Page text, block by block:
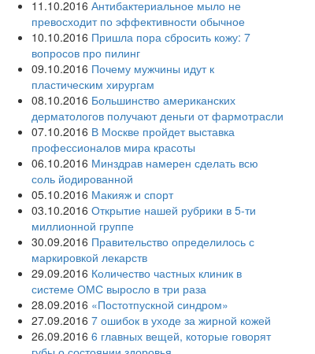
11.10.2016 Антибактериальное мыло не
превосходит по эффективности обычное
10.10.2016 Пришла пора сбросить кожу: 7
вопросов про пилинг
09.10.2016 Почему мужчины идут к
пластическим хирургам
08.10.2016 Большинство американских
дерматологов получают деньги от фармотрасли
07.10.2016 В Москве пройдет выставка
профессионалов мира красоты
06.10.2016 Минздрав намерен сделать всю
соль йодированной
05.10.2016 Макияж и спорт
03.10.2016 Открытие нашей рубрики в 5-ти
миллионной группе
30.09.2016 Правительство определилось с
маркировкой лекарств
29.09.2016 Количество частных клиник в
системе ОМС выросло в три раза
28.09.2016 «Постотпускной синдром»
27.09.2016 7 ошибок в уходе за жирной кожей
26.09.2016 6 главных вещей, которые говорят